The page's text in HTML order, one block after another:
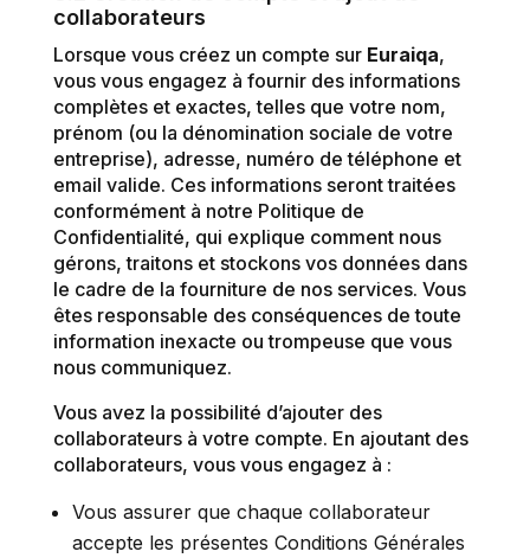
collaborateurs
Lorsque vous créez un compte sur Euraiqa,
vous vous engagez à fournir des informations
complètes et exactes, telles que votre nom,
prénom (ou la dénomination sociale de votre
entreprise), adresse, numéro de téléphone et
email valide. Ces informations seront traitées
conformément à notre Politique de
Confidentialité, qui explique comment nous
gérons, traitons et stockons vos données dans
le cadre de la fourniture de nos services. Vous
êtes responsable des conséquences de toute
information inexacte ou trompeuse que vous
nous communiquez.
Vous avez la possibilité d’ajouter des
collaborateurs à votre compte. En ajoutant des
collaborateurs, vous vous engagez à :
Vous assurer que chaque collaborateur
accepte les présentes Conditions Générales